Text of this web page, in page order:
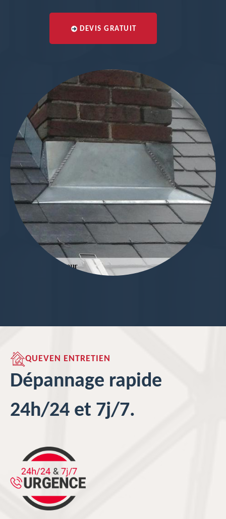
DEVIS GRATUIT
QUEVEN ENTRETIEN
Dépannage rapide
24h/24 et 7j/7.